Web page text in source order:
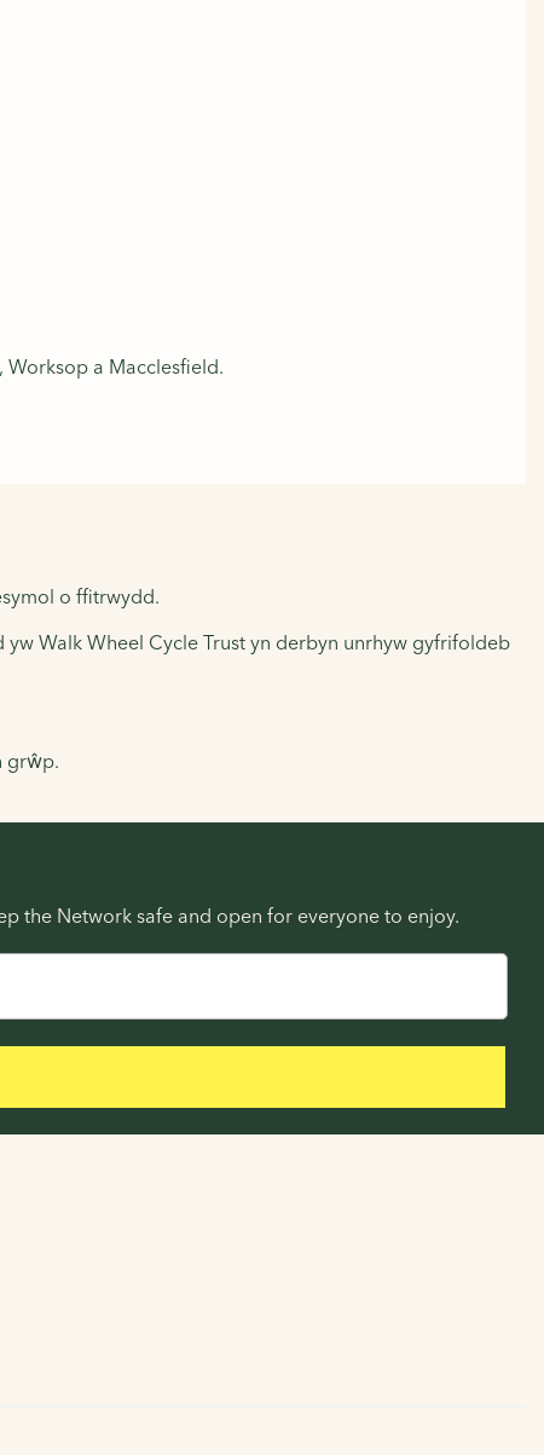
Worksop a Macclesfield.
o ffitrwydd.
Walk Wheel Cycle Trust yn derbyn unrhyw gyfrifoldeb
grŵp.
the Network safe and open for everyone to enjoy.